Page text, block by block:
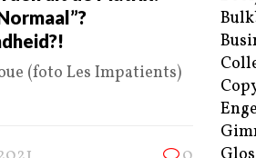
(foto Les Impatients)